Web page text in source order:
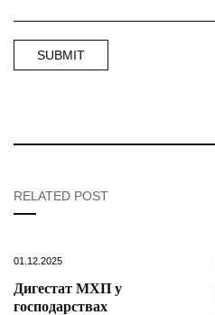
RELATED POST
01.12.2025
Дигестат МХП у
господарствах